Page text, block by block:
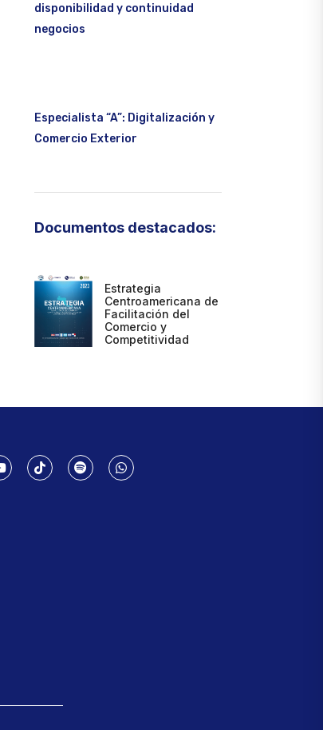
disponibilidad y continuidad
negocios
Especialista “A”: Digitalización y
Comercio Exterior
Documentos destacados:
Estrategia
Centroamericana de
Facilitación del
Comercio y
Competitividad